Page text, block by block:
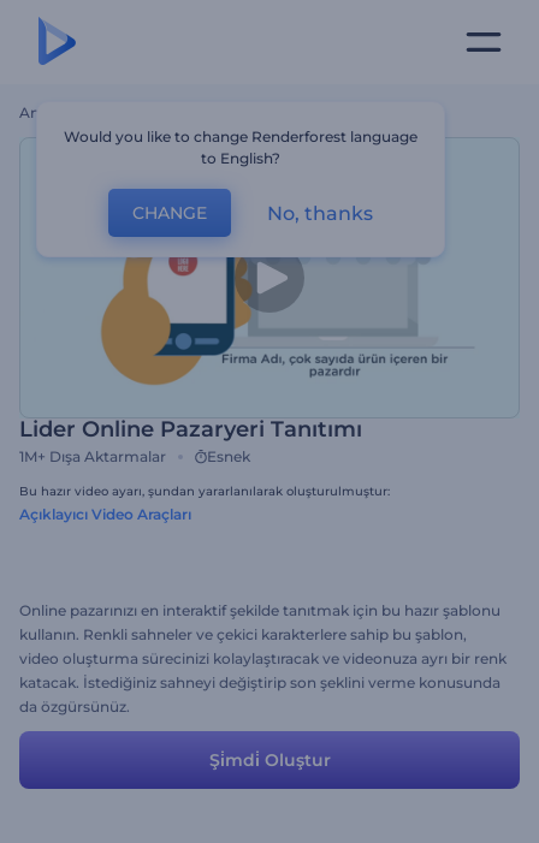
Ana Sayfa
Lider Online Pazaryeri Tanıtımı
1M+ Dışa Aktarmalar Esnek
Bu hazır video ayarı, şundan yararlanılarak oluşturulmuştur:
Açıklayıcı Video Araçları
Online pazarınızı en interaktif şekilde tanıtmak için bu hazır şablonu
kullanın. Renkli sahneler ve çekici karakterlere sahip bu şablon,
video oluşturma sürecinizi kolaylaştıracak ve videonuza ayrı bir renk
katacak. İstediğiniz sahneyi değiştirip son şeklini verme konusunda
da özgürsünüz.
Şi̇mdi̇ Oluştur
Would you like to change Renderforest language
to English?
CHANGE No, thanks